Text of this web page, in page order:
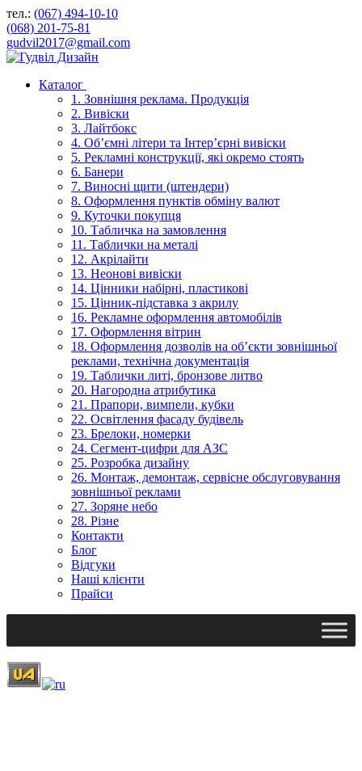
тел.: (067) 494-10-10
(068) 201-75-81
gudvil2017@gmail.com
Каталог
1. Зовнішня реклама. Продукція
2. Вивіски
3. Лайтбокс
4. Об’ємні літери та Інтер’єрні вивіски
5. Рекламні конструкції, які окремо стоять
6. Банери
7. Виносні щити (штендери)
8. Оформлення пунктів обміну валют
9. Куточки покупця
10. Табличка на замовлення
11. Таблички на металі
12. Акрілайти
13. Неонові вивіски
14. Цінники набірні, пластикові
15. Цінник-підставка з акрилу
16. Рекламне оформлення автомобілів
17. Оформлення вітрин
18. Оформлення дозволів на об’єкти зовнішньої
реклами, технічна документація
19. Таблички литі, бронзове литво
20. Нагородна атрибутика
21. Прапори, вимпели, кубки
22. Освітлення фасаду будівель
23. Брелоки, номерки
24. Сегмент-цифри для АЗС
25. Розробка дизайну
26. Монтаж, демонтаж, сервісне обслуговування
зовнішньої реклами
27. Зоряне небо
28. Різне
Контакти
Блог
Відгуки
Наші клієнти
Прайси